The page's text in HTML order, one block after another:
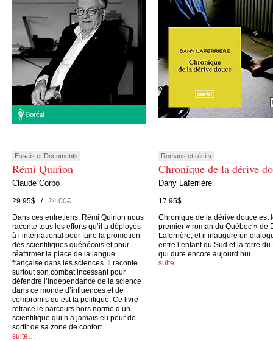
Essais et Documents
Rémi Quirion
Claude Corbo
29.95$ /24.00€
Dans ces entretiens, Rémi Quirion nous
raconte tous les efforts qu’il a déployés
à l’international pour faire la promotion
des scientifiques québécois et pour
réaffirmer la place de la langue
française dans les sciences. Il raconte
surtout son combat incessant pour
défendre l’indépendance de la science
dans ce monde d’influences et de
compromis qu’est la politique. Ce livre
retrace le parcours hors norme d’un
scientifique qui n’a jamais eu peur de
sortir de sa zone de confort.
suite…
Romans et récits
Chronique de la dérive
Dany Laferrière
17.95$
Chronique de la dérive douce est
premier « roman du Québec » de
Laferrière, et il inaugure un
entre l’enfant du Sud et la terre du
qui dure encore aujourd’hui.
suite…